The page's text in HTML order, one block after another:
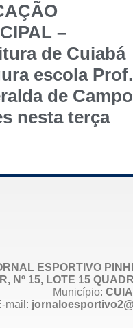
–
de Cuiabá
escola
de
nesta terça
ESPORTIVO
Nº 15, LOTE 15
Município:
mail: